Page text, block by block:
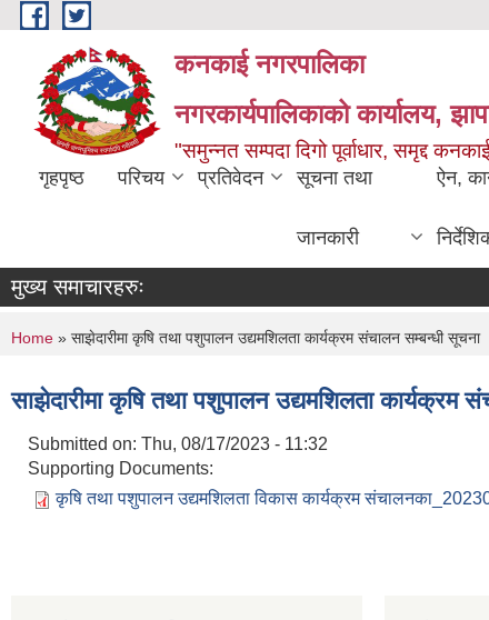
Skip to main content
कनकाई नगरपालिका
नगरकार्यपालिकाको कार्यालय,
"समुन्नत सम्पदा दिगो पूर्वाधार, समृद्द
गृहपृष्ठ परिचय प्रतिवेदन सूचना तथा
जानकारी
ऐन,
मुख्य समाचारहरुः
You are here
Home » साझेदारीमा कृषि तथा पशुपालन उद्यमशिलता कार्यक्रम संचालन सम्बन्धी सूचना
साझेदारीमा कृषि तथा पशुपालन उद्यमशिलता कार्यक्रम
Submitted on: Thu, 08/17/2023 - 11:32
Supporting Documents:
कृषि तथा पशुपालन उद्यमशिलता विकास कार्यक्रम